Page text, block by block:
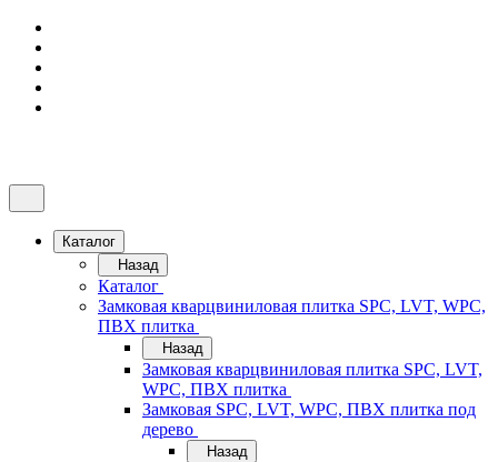
Каталог
Назад
Каталог
Замковая кварцвиниловая плитка SPC, LVT, WPC,
ПВХ плитка
Назад
Замковая кварцвиниловая плитка SPC, LVT,
WPC, ПВХ плитка
Замковая SPC, LVT, WPC, ПВХ плитка под
дерево
Назад